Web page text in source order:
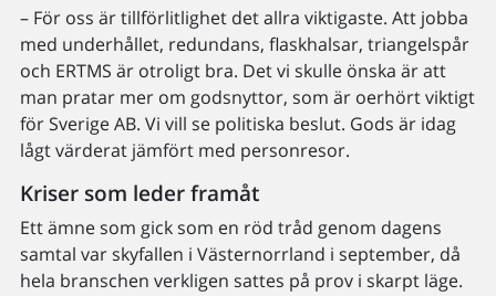
– För oss är tillförlitlighet det allra viktigaste. Att jobba
med underhållet, redundans, flaskhalsar, triangelspår
och ERTMS är otroligt bra. Det vi skulle önska är att
man pratar mer om godsnyttor, som är oerhört viktigt
för Sverige AB. Vi vill se politiska beslut. Gods är idag
lågt värderat jämfört med personresor.
Kriser som leder framåt
Ett ämne som gick som en röd tråd genom dagens
samtal var skyfallen i Västernorrland i september, då
hela branschen verkligen sattes på prov i skarpt läge.